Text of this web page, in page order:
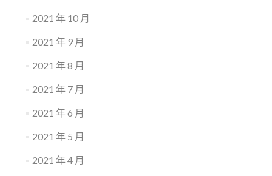
2021 年 10 月
2021 年 9 月
2021 年 8 月
2021 年 7 月
2021 年 6 月
2021 年 5 月
2021 年 4 月